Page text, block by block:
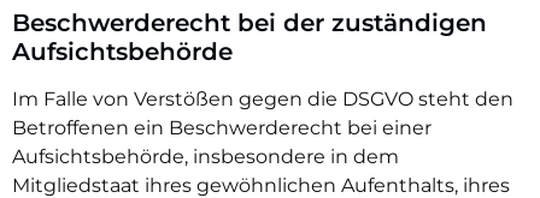
Beschwerde­recht bei der zuständigen
Aufsichts­behörde
Im Falle von Verstößen gegen die DSGVO steht den
Betroffenen ein Beschwerderecht bei einer
Aufsichtsbehörde, insbesondere in dem
Mitgliedstaat ihres gewöhnlichen Aufenthalts, ihres